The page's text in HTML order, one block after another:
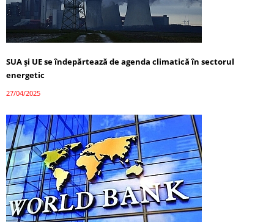
SUA și UE se îndepărtează de agenda climatică în sectorul
energetic
27/04/2025